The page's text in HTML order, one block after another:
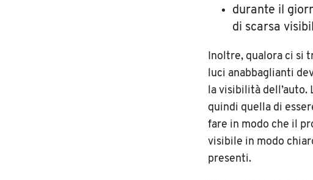
durante il
di scarsa
Inoltre, qualora ci si
luci anabbaglianti
la visibilità dell’auto.
quindi quella di
fare in modo che il
visibile in modo
presenti.